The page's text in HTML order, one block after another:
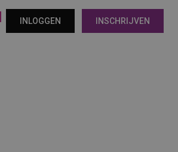
INLOGGEN INSCHRIJVEN